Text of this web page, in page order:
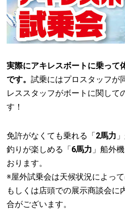
実際にアキレスボートに乗って
です。試乗にはプロスタッフが
レススタッフがボートに関して
す！
免許がなくても乗れる「 2馬力
釣りが楽しめる「 6馬力 」船外
おります。
※屋外試乗会は天候状況によっ
もしくは店頭での展示商談会に
合がございます。